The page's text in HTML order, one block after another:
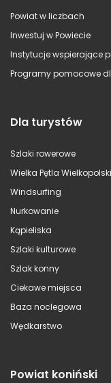
Powiat w liczbach
Inwestuj w Powiecie
Instytucje wspierające
Programy pomocowe
Dla turystów
Szlaki rowerowe
Wielka Pętla Wielkopolski
Windsurfing
Nurkowanie
Kąpieliska
Szlaki kulturowe
Szlak konny
Ciekawe miejsca
Baza noclegowa
Wędkarstwo
Powiat koniński